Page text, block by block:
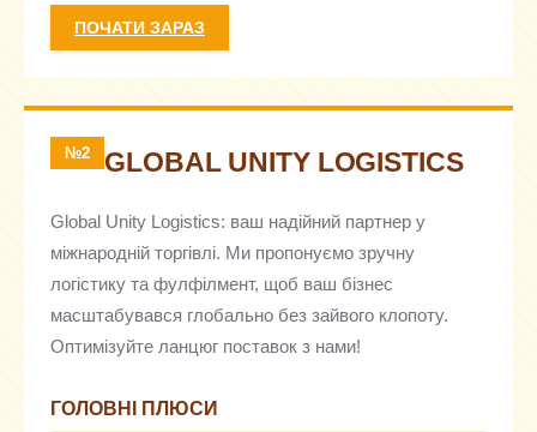
ПОЧАТИ ЗАРАЗ
№2 GLOBAL UNITY LOGISTICS
Global Unity Logistics: ваш надійний партнер у
міжнародній торгівлі. Ми пропонуємо зручну
логістику та фулфілмент, щоб ваш бізнес
масштабувався глобально без зайвого клопоту.
Оптимізуйте ланцюг поставок з нами!
ГОЛОВНІ ПЛЮСИ